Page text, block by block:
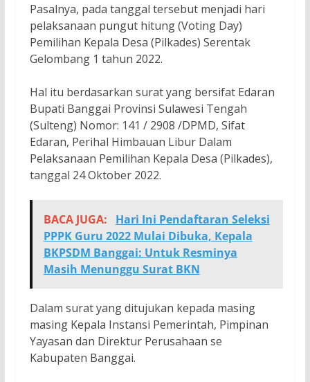
Pasalnya, pada tanggal tersebut menjadi hari
pelaksanaan pungut hitung (Voting Day)
Pemilihan Kepala Desa (Pilkades) Serentak
Gelombang 1 tahun 2022.
Hal itu berdasarkan surat yang bersifat Edaran
Bupati Banggai Provinsi Sulawesi Tengah
(Sulteng) Nomor: 141 / 2908 /DPMD, Sifat
Edaran, Perihal Himbauan Libur Dalam
Pelaksanaan Pemilihan Kepala Desa (Pilkades),
tanggal 24 Oktober 2022.
BACA JUGA:
Hari Ini Pendaftaran Seleksi
PPPK Guru 2022 Mulai Dibuka, Kepala
BKPSDM Banggai: Untuk Resminya
Masih Menunggu Surat BKN
Dalam surat yang ditujukan kepada masing
masing Kepala Instansi Pemerintah, Pimpinan
Yayasan dan Direktur Perusahaan se
Kabupaten Banggai.